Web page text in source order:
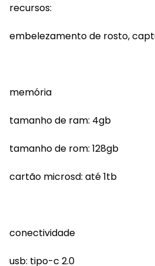
recursos:
embelezamento de rosto,
memória
tamanho de ram: 4gb
tamanho de rom: 128gb
cartão microsd: até 1tb
conectividade
usb: tipo-c 2.0